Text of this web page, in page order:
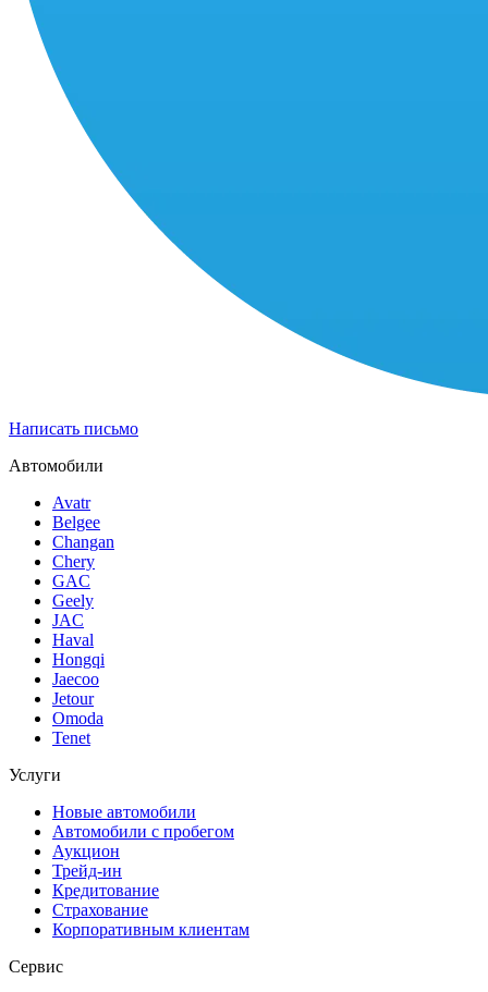
Написать письмо
Автомобили
Avatr
Belgee
Changan
Chery
GAC
Geely
JAC
Haval
Hongqi
Jaecoo
Jetour
Omoda
Tenet
Услуги
Новые автомобили
Автомобили с пробегом
Аукцион
Трейд-ин
Кредитование
Страхование
Корпоративным клиентам
Сервис